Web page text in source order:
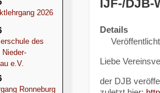
2026
des
Nieder-
e.V.
Ronneburg
IJF-/DJB-
Details
Liebe
der DJB